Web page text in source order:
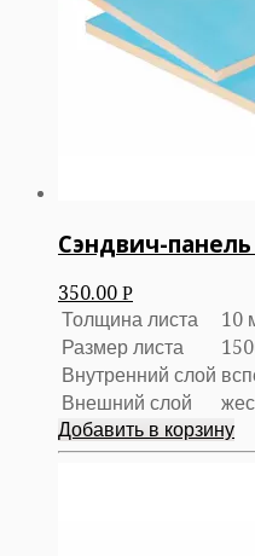
Сэндвич-
350.00 Р
Толщина листа
10
Размер листа
Внутренний слой
Внешний слой
Добавить в корзину